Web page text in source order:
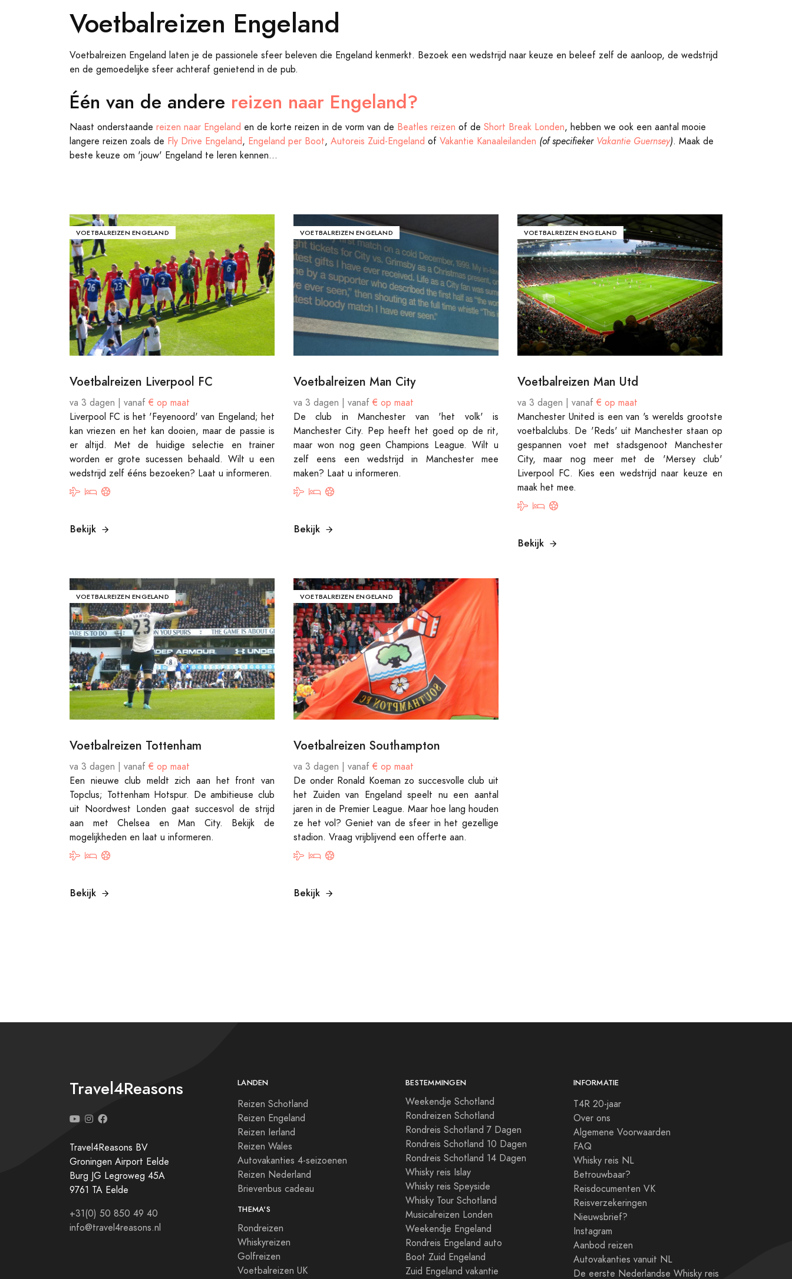
Voetbalreizen Engeland
Voetbalreizen Engeland laten je de passionele sfeer beleven die Engeland kenmerkt. Bezoek een wedstrijd naar keuze en beleef zelf de aanloop, de wedstrijd
en de gemoedelijke sfeer achteraf genietend in de pub.
Één van de andere reizen naar Engeland?
Naast onderstaande reizen naar Engeland en de korte reizen in de vorm van de Beatles reizen of de Short Break Londen, hebben we ook een aantal mooie
langere reizen zoals de Fly Drive Engeland, Engeland per Boot, Autoreis Zuid-Engeland of Vakantie Kanaaleilanden (of specifieker Vakantie Guernsey). Maak de
beste keuze om 'jouw' Engeland te leren kennen...
VOETBALREIZEN ENGELAND
Voetbalreizen Liverpool FC
va 3 dagen | vanaf € op maat
Liverpool FC is het 'Feyenoord' van Engeland; het
kan vriezen en het kan dooien, maar de passie is
er altijd. Met de huidige selectie en trainer
worden er grote sucessen behaald. Wilt u een
wedstrijd zelf ééns bezoeken? Laat u informeren.
Bekijk
VOETBALREIZEN ENGELAND
Voetbalreizen Man City
va 3 dagen | vanaf € op maat
De club in Manchester van 'het volk' is
Manchester City. Pep heeft het goed op de rit,
maar won nog geen Champions League. Wilt u
zelf eens een wedstrijd in Manchester mee
maken? Laat u informeren.
Bekijk
VOETBALREIZEN ENGELAND
Voetbalreizen Man Utd
va 3 dagen | vanaf € op maat
Manchester United is een van 's werelds grootste
voetbalclubs. De 'Reds' uit Manchester staan op
gespannen voet met stadsgenoot Manchester
City, maar nog meer met de 'Mersey club'
Liverpool FC. Kies een wedstrijd naar keuze en
maak het mee.
Bekijk
VOETBALREIZEN ENGELAND
Voetbalreizen Tottenham
va 3 dagen | vanaf € op maat
Een nieuwe club meldt zich aan het front van
Topclus; Tottenham Hotspur. De ambitieuse club
uit Noordwest Londen gaat succesvol de strijd
aan met Chelsea en Man City. Bekijk de
mogelijkheden en laat u informeren.
Bekijk
VOETBALREIZEN ENGELAND
Voetbalreizen Southampton
va 3 dagen | vanaf € op maat
De onder Ronald Koeman zo succesvolle club uit
het Zuiden van Engeland speelt nu een aantal
jaren in de Premier League. Maar hoe lang houden
ze het vol? Geniet van de sfeer in het gezellige
stadion. Vraag vrijblijvend een offerte aan.
Bekijk
Travel4Reasons
Travel4Reasons BV
Groningen Airport Eelde
Burg JG Legroweg 45A
9761 TA Eelde
+31(0) 50 850 49 40
info@travel4reasons.nl
LANDEN
Reizen Schotland
Reizen Engeland
Reizen Ierland
Reizen Wales
Autovakanties 4-seizoenen
Reizen Nederland
Brievenbus cadeau
THEMA'S
Rondreizen
Whiskyreizen
Golfreizen
Voetbalreizen UK
BESTEMMINGEN
Weekendje Schotland
Rondreizen Schotland
Rondreis Schotland 7 Dagen
Rondreis Schotland 10 Dagen
Rondreis Schotland 14 Dagen
Whisky reis Islay
Whisky reis Speyside
Whisky Tour Schotland
Musicalreizen Londen
Weekendje Engeland
Rondreis Engeland auto
Boot Zuid Engeland
Zuid Engeland vakantie
INFORMATIE
T4R 20-jaar
Over ons
Algemene Voorwaarden
FAQ
Whisky reis NL
Betrouwbaar?
Reisdocumenten VK
Reisverzekeringen
Nieuwsbrief?
Instagram
Aanbod reizen
Autovakanties vanuit NL
De eerste Nederlandse Whisky reis